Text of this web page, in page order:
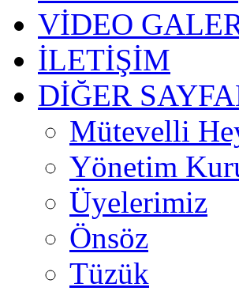
VİDEO
İLETİŞİM
DİĞER
Mütevelli
Yönetim
Üyelerimiz
Önsöz
Tüzük